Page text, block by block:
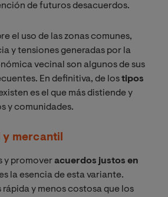
de futuros desacuerdos.
el uso de las zonas comunes,
y tensiones generadas por la
vecinal son algunos de sus
En definitiva, de lostipos
es el que más distiende y
y comunidades.
mercantil
y promoveracuerdos justos en
la esencia de esta variante.
rápida y menos costosa que los